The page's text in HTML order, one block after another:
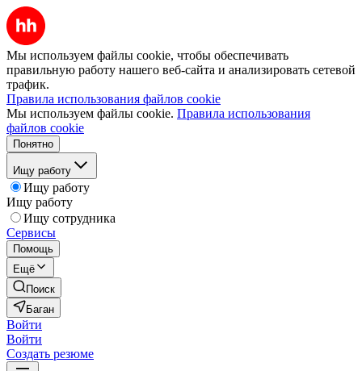
Мы используем файлы cookie, чтобы обеспечивать
правильную работу нашего веб-сайта и анализировать сетевой
трафик.
Правила использования файлов cookie
Мы используем файлы cookie. Правила использования
файлов cookie
Понятно
Ищу работу
Ищу работу
Ищу работу
Ищу сотрудника
Сервисы
Помощь
Ещё
Поиск
Баган
Войти
Войти
Создать резюме